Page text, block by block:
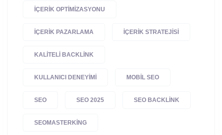
IÇERIK OPTIMIZASYONU
IÇERIK PAZARLAMA IÇERIK STRATEJISI
KALITELI BACKLINK
KULLANICI DENEYIMI MOBIL SEO
SEO SEO 2025 SEO BACKLINK
SEOMASTERKING